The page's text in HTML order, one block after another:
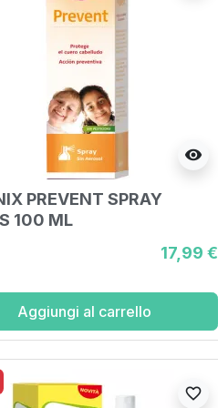
visibility
PREVENT SPRAY
100 ML
17,99 €
Aggiungi al carrello
favorite_border